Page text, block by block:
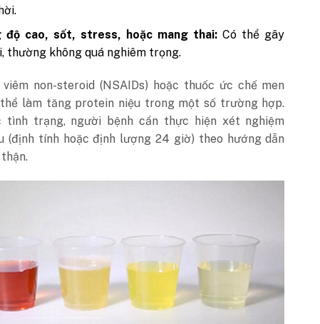
độ cao, sốt, stress, hoặc mang thai: Có thể gây
thường không quá nghiêm trọng.
non-steroid (NSAIDs) hoặc thuốc ức chế men
thể làm tăng protein niệu trong một số trường hợp.
tình trạng, người bệnh cần thực hiện xét nghiệm
(định tính hoặc định lượng 24 giờ) theo hướng dẫn